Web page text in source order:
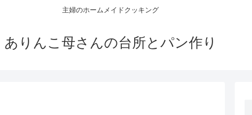
主婦のホームメイドクッキング
ありんこ母さんの台所とパン作り